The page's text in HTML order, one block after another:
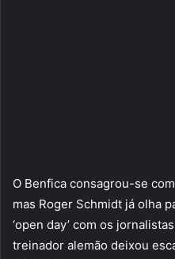
O Benfica consagrou-se
mas Roger Schmidt já olha
‘open day’ com os
treinador alemão deixou